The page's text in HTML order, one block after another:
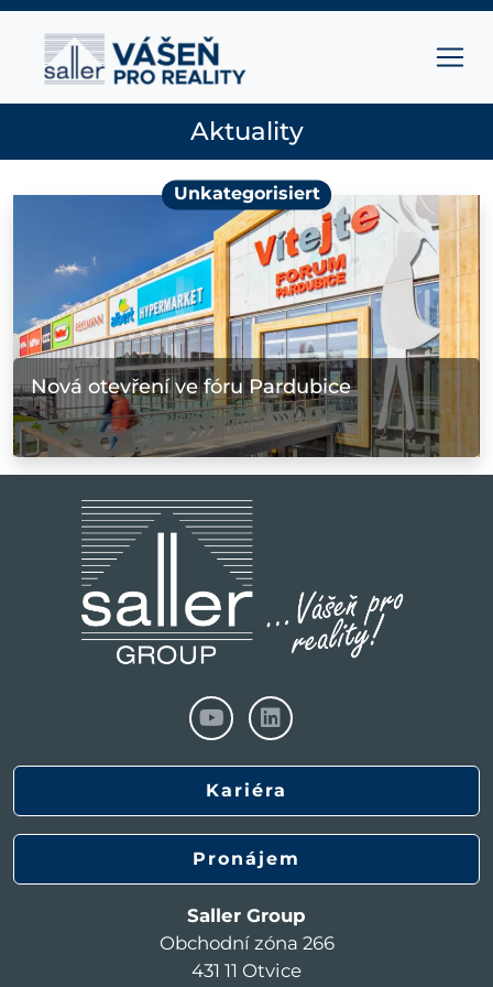
Přejít na obsah
Hlavní navigace
Aktuality
Unkategorisiert
Nová otevření ve fóru Pardubice
Kariéra
Pronájem
Saller Group
Obchodní zóna 266
431 11 Otvice